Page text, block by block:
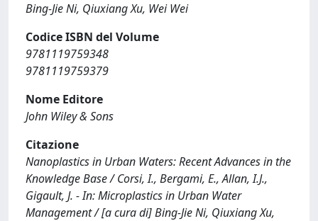
Bing-Jie Ni, Qiuxiang Xu, Wei Wei
Codice ISBN del Volume
9781119759348
9781119759379
Nome Editore
John Wiley & Sons
Citazione
Nanoplastics in Urban Waters: Recent Advances in the
Knowledge Base / Corsi, I., Bergami, E., Allan, I.J.,
Gigault, J. - In: Microplastics in Urban Water
Management / [a cura di] Bing-Jie Ni, Qiuxiang Xu,